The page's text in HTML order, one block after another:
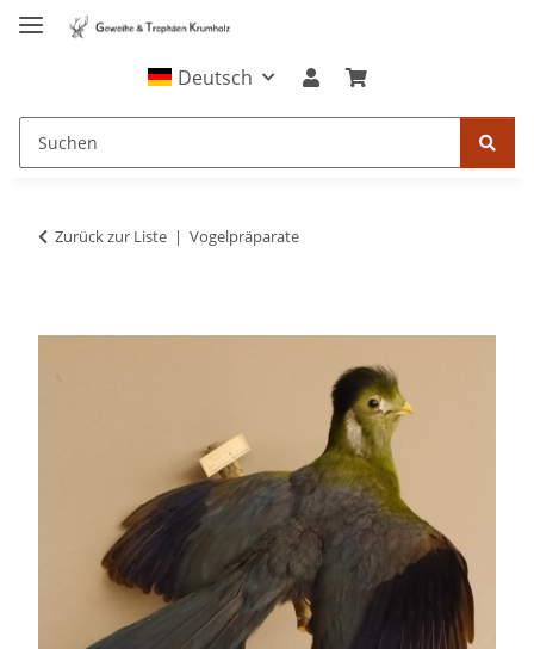
Deutsch
Zurück zur Liste Vogelpräparate